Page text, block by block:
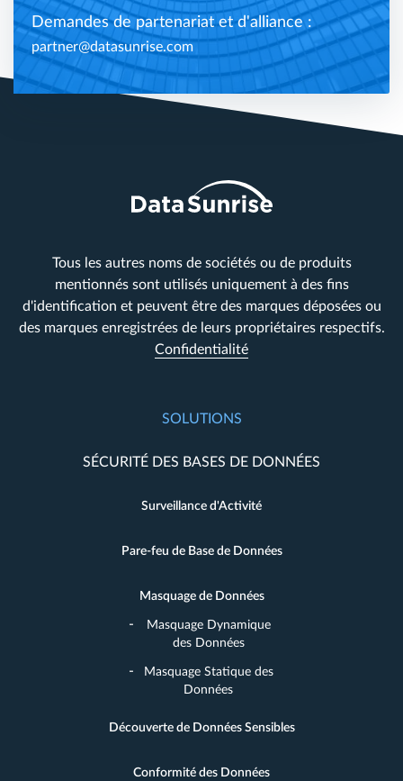
Demandes de partenariat et d'alliance :
partner@datasunrise.com
Tous les autres noms de sociétés ou de produits
mentionnés sont utilisés uniquement à des fins
d'identification et peuvent être des marques déposées ou
des marques enregistrées de leurs propriétaires respectifs.
Confidentialité
SOLUTIONS
SÉCURITÉ DES BASES DE DONNÉES
Surveillance d'Activité
Pare-feu de Base de Données
Masquage de Données
Masquage Dynamique
des Données
Masquage Statique des
Données
Découverte de Données Sensibles
Conformité des Données